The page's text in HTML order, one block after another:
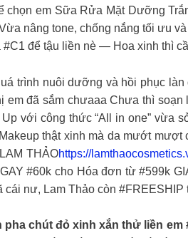
chọn em Sữa Rửa Mặt Dưỡng
nâng tone, chống nắng tối ưu
#C1 để tậu liền nè — Hoa xinh thì
trình nuôi dưỡng và hồi phục
em đã sắm chưaaa Chưa thì
với công thức “All in one” vừa
thật xinh mà da mướt
THẢOhttps://
#60k cho Hóa đơn từ #599k
nư, Lam Thảo còn
pha chút đỏ xinh xắn thử liền